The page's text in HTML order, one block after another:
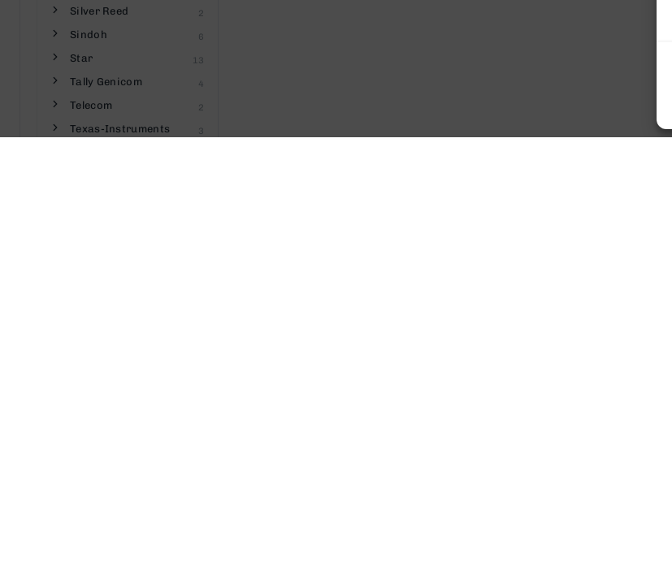
Silver Reed 2
Sindoh 6
Star 13
Tally Genicom 4
Telecom 2
Texas-Instruments 3